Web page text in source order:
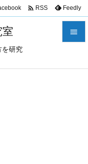
を研究

 RSS Feedly